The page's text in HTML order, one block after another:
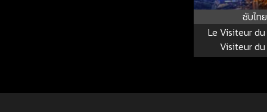
ซับไทย
Le Visiteur
Visiteur